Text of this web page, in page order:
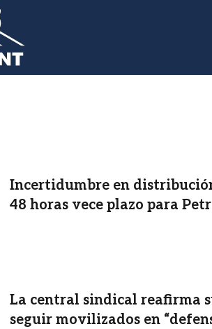
Incertidumbre en
48 horas vece plazo para
La central sindical reafirma
seguir movilizados en